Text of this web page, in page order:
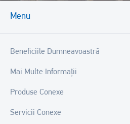
Menu
Beneficiile Dumneavoastră
Mai Multe Informații
Produse Conexe
Servicii Conexe